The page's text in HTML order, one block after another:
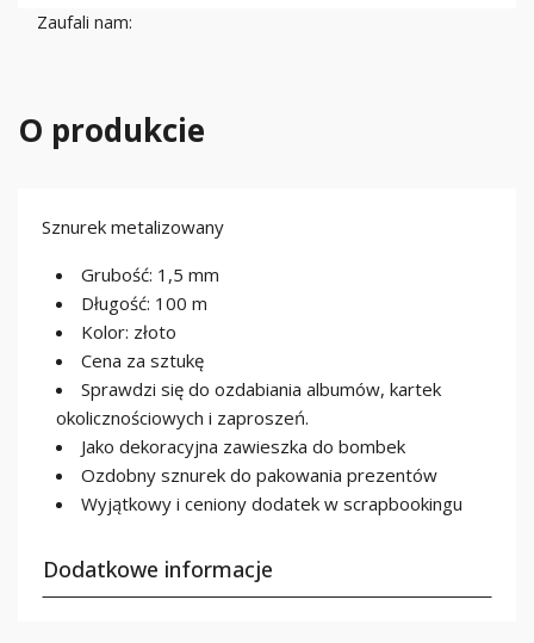
Zaufali nam:
O produkcie
Sznurek metalizowany
Grubość: 1,5 mm
Długość: 100 m
Kolor: złoto
Cena za sztukę
Sprawdzi się do ozdabiania albumów, kartek
okolicznościowych i zaproszeń.
Jako dekoracyjna zawieszka do bombek
Ozdobny sznurek do pakowania prezentów
Wyjątkowy i ceniony dodatek w scrapbookingu
Dodatkowe informacje